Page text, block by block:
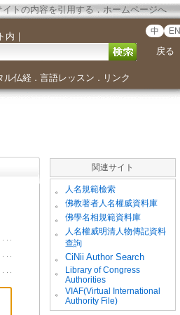
イトの内容を引用する．ホームページへ
内 ｜ 中 EN
戻る
ル仏経． 言語レッスン ． リンク
関連サイト
。 人名規範檢索
。 佛教著者人名權威資料庫
。 佛學名相規範資料庫
。
人名權威明清人物傳記資料
查詢
。
CiNii Author Search
。
Library of Congress
Authorities
。
VIAF(Virtual International
Authority File)